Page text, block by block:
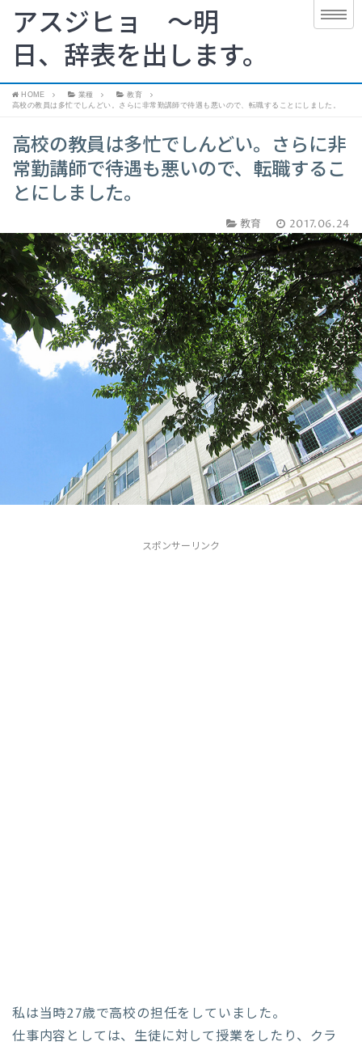
アスジヒョ 〜明
日、辞表を出します。
HOME 業種
教育
高校の教員は多忙でしんどい。さらに非常勤講師で待遇も悪いので、転職することにしました。
高校の教員は多忙でしんどい。さらに非
常勤講師で待遇も悪いので、転職するこ
とにしました。
教育 2017.06.24
スポンサーリンク
私は当時27歳で高校の担任をしていました。
仕事内容としては、生徒に対して授業をしたり、クラ